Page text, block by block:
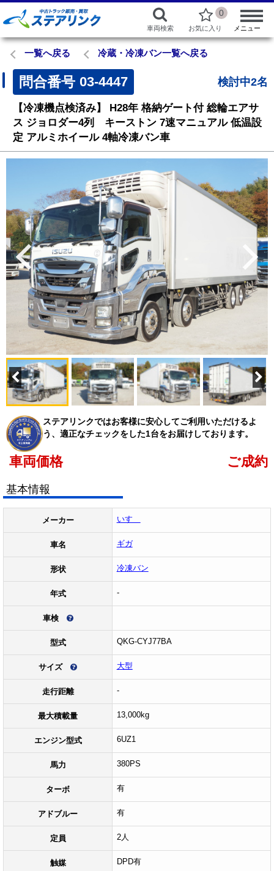
車両検索
0
お気に入り メニュー
一覧へ戻る 冷蔵・冷凍バン一覧へ戻る
問合番号 03-4447 検討中2名
【冷凍機点検済み】 H28年 格納ゲート付 総輪エアサ
ス ジョロダー4列 キーストン 7速マニュアル 低温設
定 アルミホイール 4軸冷凍バン車
ステアリンクではお客様に安心してご利用いただけるよ
う、適正なチェックをした1台をお届けしております。
車両価格 ご成約
基本情報
メーカー いすゞ
車名 ギガ
形状 冷凍バン
年式 -
車検
型式 QKG-CYJ77BA
サイズ 大型
走行距離 -
最大積載量 13,000kg
エンジン型式 6UZ1
馬力 380PS
ターボ 有
アドブルー 有
定員 2人
触媒 DPD有